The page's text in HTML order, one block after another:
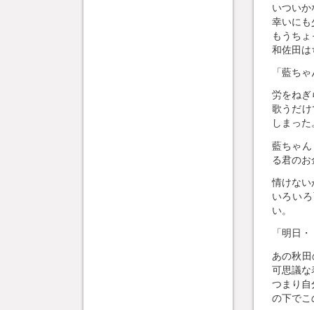
いつい
幸いにも
もうち
和佐田は
「藍ち
労をねぎ
歌うだ
しまった
藍ちゃ
る君の
情けない
いろい
い。
「明日
あの秋
可思議な
つまり自
の下でこ